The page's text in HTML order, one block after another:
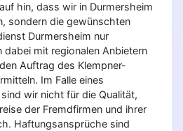
hin, dass wir in Durmersheim
sondern die gewünschten
Durmersheim nur
dabei mit regionalen Anbietern
Auftrag des Klempner-
Im Falle eines
wir nicht für die Qualität,
der Fremdfirmen und ihrer
Haftungsansprüche sind